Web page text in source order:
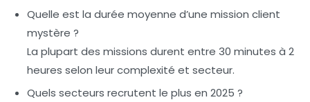
Quelle est la durée moyenne d’une mission client
mystère ?
La plupart des missions durent entre 30 minutes à 2
heures selon leur complexité et secteur.
Quels secteurs recrutent le plus en 2025 ?